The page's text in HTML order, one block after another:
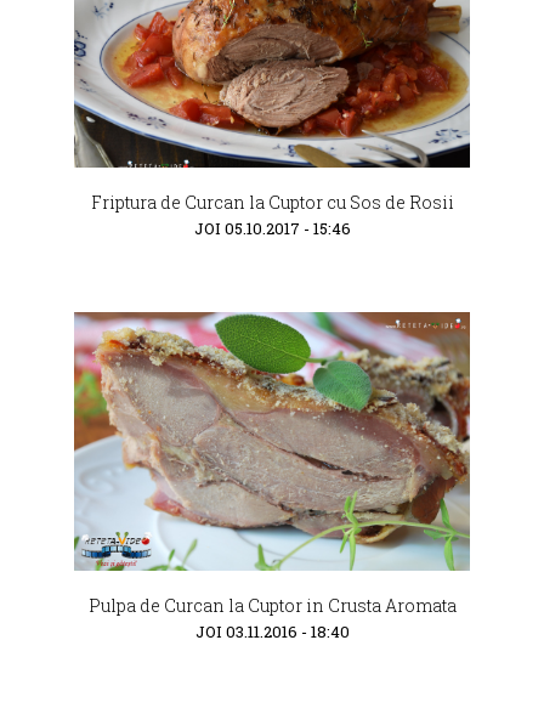
Friptura de Curcan la Cuptor cu Sos de Rosii
JOI 05.10.2017 - 15:46
Pulpa de Curcan la Cuptor in Crusta Aromata
JOI 03.11.2016 - 18:40